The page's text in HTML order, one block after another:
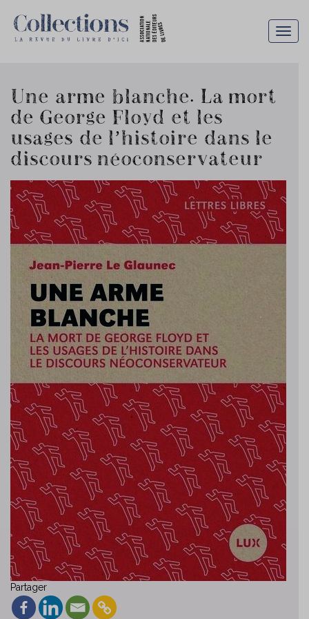
Une arme blanche. La mort
de George Floyd et les
usages de l’histoire dans le
discours néoconservateur
Partager